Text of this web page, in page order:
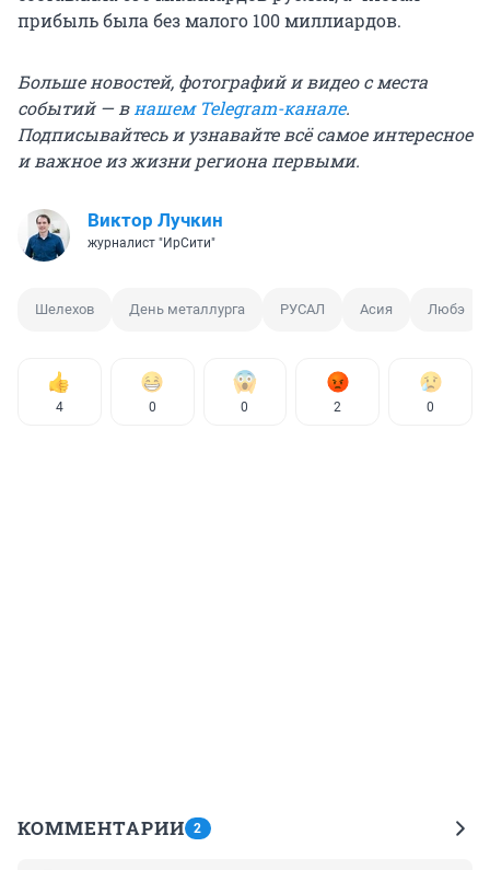
прибыль была без малого 100 миллиардов.
Больше новостей, фотографий и видео с места
событий — в нашем Telegram-канале.
Подписывайтесь и узнавайте всё самое интересное
и важное из жизни региона первыми.
Виктор Лучкин
журналист "ИрСити"
Шелехов День металлурга РУСАЛ Асия Любэ
4 0 0 2 0
КОММЕНТАРИИ 2